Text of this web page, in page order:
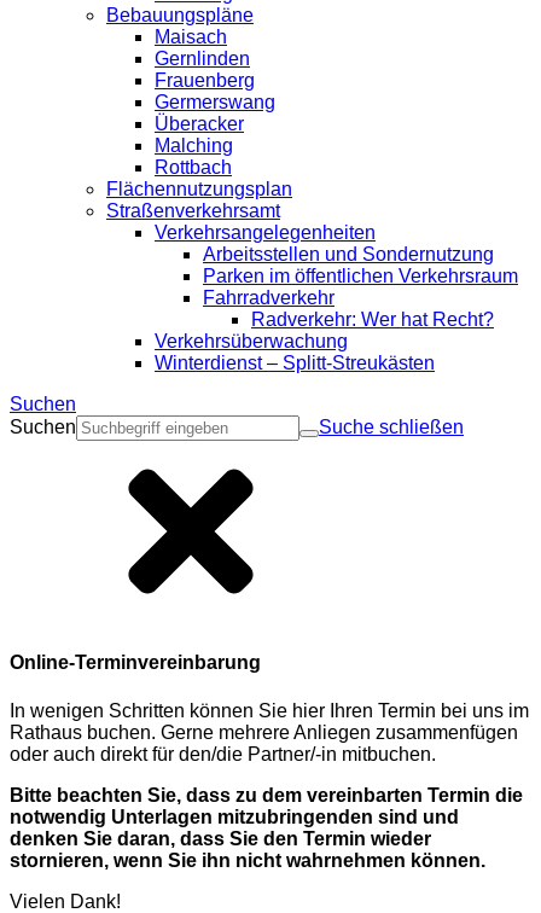
Bebauungspläne
Maisach
Gernlinden
Frauenberg
Germerswang
Überacker
Malching
Rottbach
Flächennutzungsplan
Straßenverkehrsamt
Verkehrsangelegenheiten
Arbeitsstellen und Sondernutzung
Parken im öffentlichen Verkehrsraum
Fahrradverkehr
Radverkehr: Wer hat Recht?
Verkehrsüberwachung
Winterdienst – Splitt-Streukästen
Suchen
Suchen
Suche schließen
Online-Terminvereinbarung
In wenigen Schritten können Sie hier Ihren Termin bei uns im
Rathaus buchen. Gerne mehrere Anliegen zusammenfügen
oder auch direkt für den/die Partner/-in mitbuchen.
Bitte beachten Sie, dass zu dem vereinbarten Termin die
notwendig Unterlagen mitzubringenden sind und
denken Sie daran, dass Sie den Termin wieder
stornieren, wenn Sie ihn nicht wahrnehmen können.
Vielen Dank!